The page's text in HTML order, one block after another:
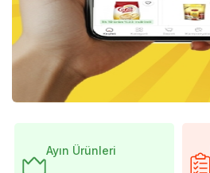
Ayın Ürünleri